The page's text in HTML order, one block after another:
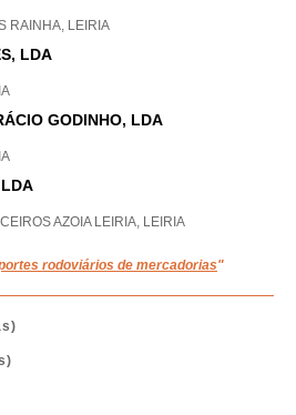
RAINHA, LEIRIA
LDA
GODINHO, LDA
AZOIA LEIRIA, LEIRIA
rodoviários de mercadorias"